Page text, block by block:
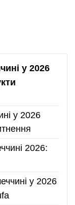
у 2026
у 2026
2026:
у 2026